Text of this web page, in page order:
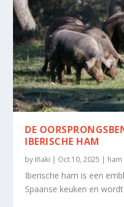
DE
IBERISCHE HAM
by Iñaki | Oct 10, 2025 | ham
Iberische ham is een
Spaanse keuken en